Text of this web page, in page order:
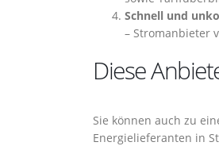
Schnell und
– Stromanbieter
Diese
Sie können auch zu
Energielieferanten in